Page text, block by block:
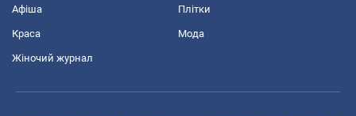
Афіша Плітки
Краса Мода
Жіночий журнал